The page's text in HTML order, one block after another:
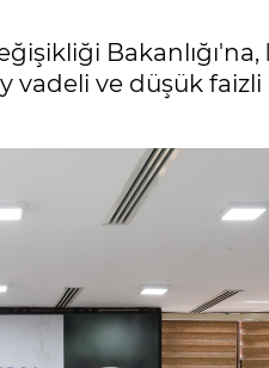
Bakanlığı'na,
vadeli ve düşük faizli